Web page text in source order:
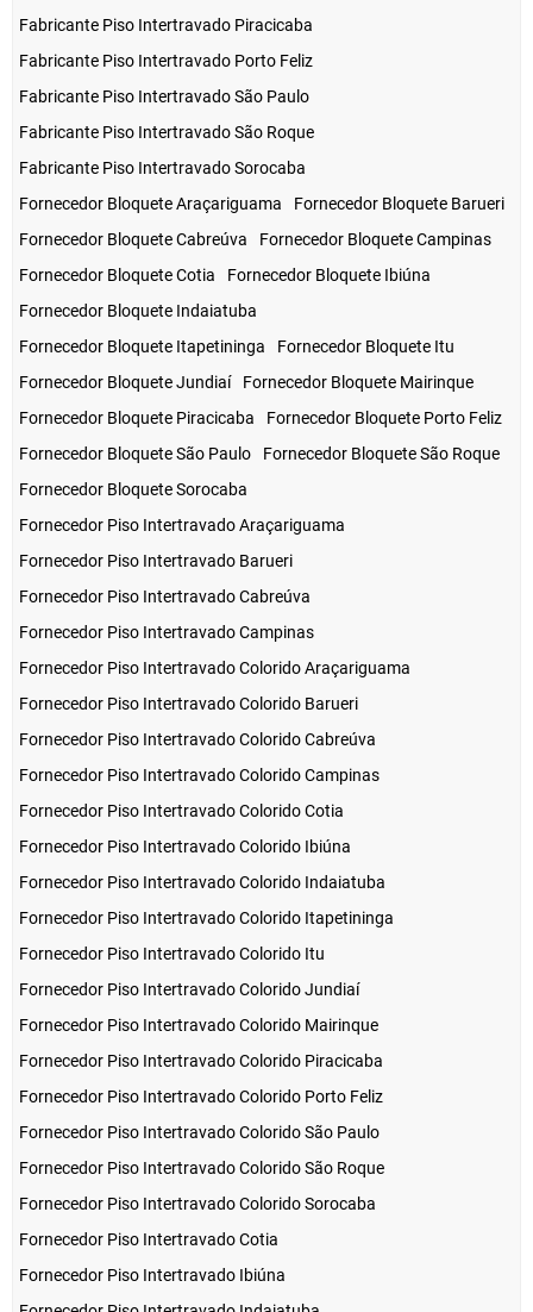
Fabricante Piso Intertravado Piracicaba
Fabricante Piso Intertravado Porto Feliz
Fabricante Piso Intertravado São Paulo
Fabricante Piso Intertravado São Roque
Fabricante Piso Intertravado Sorocaba
Fornecedor Bloquete Araçariguama
Fornecedor Bloquete Barueri
Fornecedor Bloquete Cabreúva
Fornecedor Bloquete Campinas
Fornecedor Bloquete Cotia
Fornecedor Bloquete Ibiúna
Fornecedor Bloquete Indaiatuba
Fornecedor Bloquete Itapetininga
Fornecedor Bloquete Itu
Fornecedor Bloquete Jundiaí
Fornecedor Bloquete Mairinque
Fornecedor Bloquete Piracicaba
Fornecedor Bloquete Porto Feliz
Fornecedor Bloquete São Paulo
Fornecedor Bloquete São Roque
Fornecedor Bloquete Sorocaba
Fornecedor Piso Intertravado Araçariguama
Fornecedor Piso Intertravado Barueri
Fornecedor Piso Intertravado Cabreúva
Fornecedor Piso Intertravado Campinas
Fornecedor Piso Intertravado Colorido Araçariguama
Fornecedor Piso Intertravado Colorido Barueri
Fornecedor Piso Intertravado Colorido Cabreúva
Fornecedor Piso Intertravado Colorido Campinas
Fornecedor Piso Intertravado Colorido Cotia
Fornecedor Piso Intertravado Colorido Ibiúna
Fornecedor Piso Intertravado Colorido Indaiatuba
Fornecedor Piso Intertravado Colorido Itapetininga
Fornecedor Piso Intertravado Colorido Itu
Fornecedor Piso Intertravado Colorido Jundiaí
Fornecedor Piso Intertravado Colorido Mairinque
Fornecedor Piso Intertravado Colorido Piracicaba
Fornecedor Piso Intertravado Colorido Porto Feliz
Fornecedor Piso Intertravado Colorido São Paulo
Fornecedor Piso Intertravado Colorido São Roque
Fornecedor Piso Intertravado Colorido Sorocaba
Fornecedor Piso Intertravado Cotia
Fornecedor Piso Intertravado Ibiúna